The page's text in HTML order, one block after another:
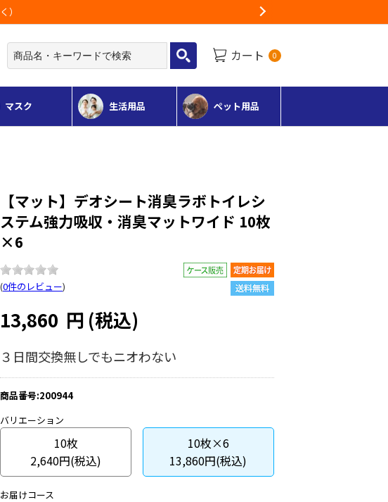
ている地域がございます
カート 0
マスク 生活用品 ペット用品
【マット】デオシート消臭ラボトイレシ
ステム強力吸収・消臭マットワイド 10枚
×6
(0件のレビュー)
13,860 円 (税込)
３日間交換無しでもニオわない
商品番号:200944
バリエーション
10枚
2,640円(税込)
10枚×6
13,860円(税込)
お届けコース